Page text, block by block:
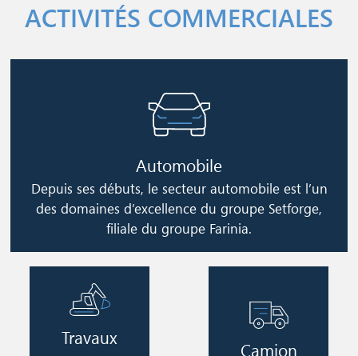
ACTIVITÉS COMMERCIALES
Automobile
Depuis ses débuts, le secteur automobile est l’un
des domaines d’excellence du groupe Setforge,
filiale du groupe Farinia.
Travaux
Image
Camion